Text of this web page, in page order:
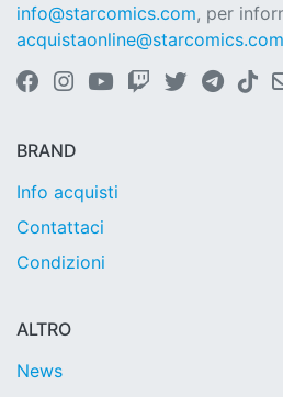
info@starcomics.com, per
acquistaonline@starcomics.com
BRAND
Info acquisti
Contattaci
Condizioni
ALTRO
News